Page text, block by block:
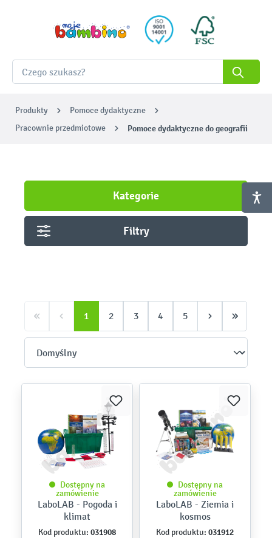
Produkty
Pomoce dydaktyczne
Pracownie przedmiotowe
Pomoce dydaktyczne do geografii
Kategorie
Filtry
1 2 3 4 5
Dostępny na
zamówienie
LaboLAB - Pogoda i
klimat
Kod produktu: 031908
Dostępny na
zamówienie
LaboLAB - Ziemia i
kosmos
Kod produktu: 031912